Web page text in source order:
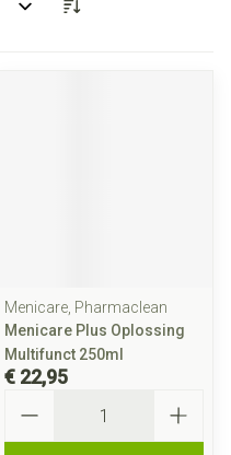
Menicare, Pharmaclean
Menicare Plus Oplossing
Multifunct 250ml
€ 22,95